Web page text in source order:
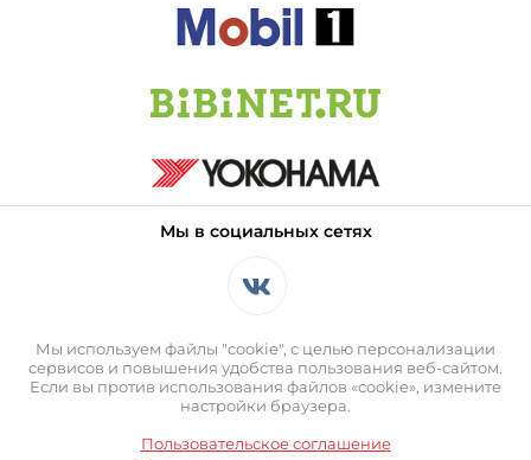
Мы в социальных сетях
Мы используем файлы "cookie", с целью персонализации
сервисов и повышения удобства пользования веб-сайтом.
Если вы против использования файлов «cookie», измените
настройки браузера.
Пользовательское соглашение